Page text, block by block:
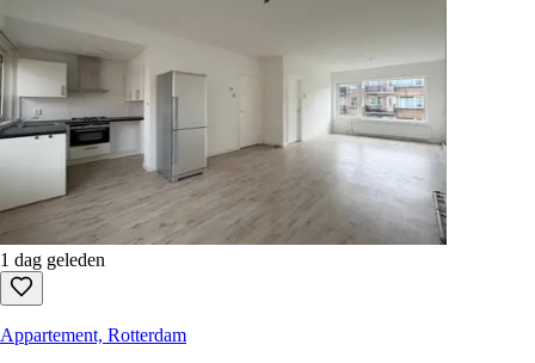
1 dag geleden
Appartement, Rotterdam